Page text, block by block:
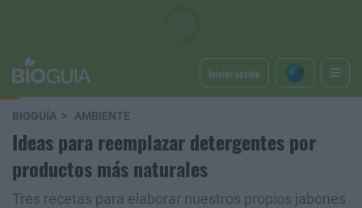
Iniciar sesión
BIOGUÍA AMBIENTE
Ideas para reemplazar detergentes por
productos más naturales
Tres recetas para elaborar nuestros propios jabones